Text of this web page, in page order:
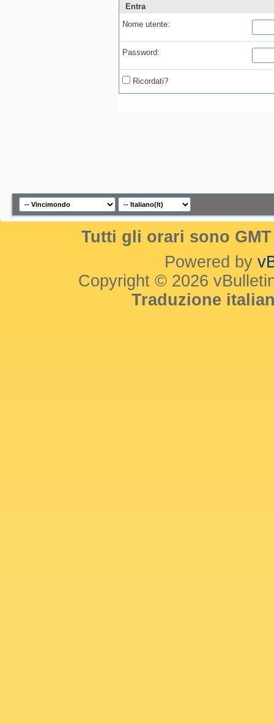
Entra
Nome utente:
Password:
Ricordati?
Tutti gli orari sono
Powered by
Copyright © 2026
Traduzione